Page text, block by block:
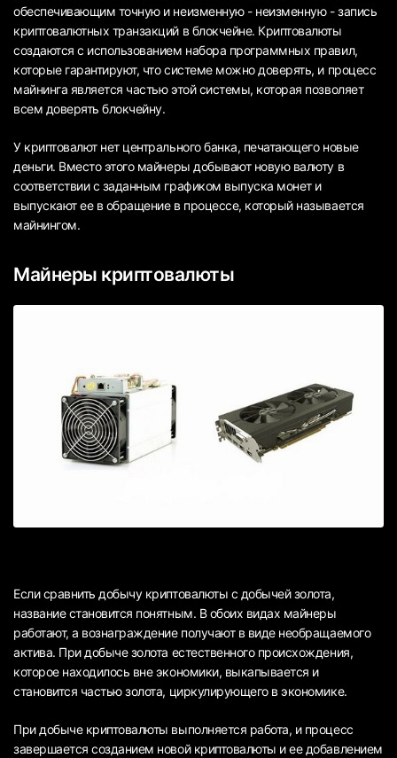
обеспечивающим точную и неизменную - неизменную - запись
криптовалютных транзакций в блокчейне. Криптовалюты
создаются с использованием набора программных правил,
которые гарантируют, что системе можно доверять, и процесс
майнинга является частью этой системы, которая позволяет
всем доверять блокчейну.
У криптовалют нет центрального банка, печатающего новые
деньги. Вместо этого майнеры добывают новую валюту в
соответствии с заданным графиком выпуска монет и
выпускают ее в обращение в процессе, который называется
майнингом.
Майнеры криптовалюты
Если сравнить добычу криптовалюты с добычей золота,
название становится понятным. В обоих видах майнеры
работают, а вознаграждение получают в виде необращаемого
актива. При добыче золота естественного происхождения,
которое находилось вне экономики, выкапывается и
становится частью золота, циркулирующего в экономике.
При добыче криптовалюты выполняется работа, и процесс
завершается созданием новой криптовалюты и ее добавлением